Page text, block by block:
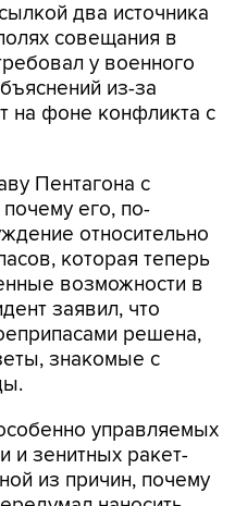
два источника
совещания в
у военного
из-за
на фоне конфликта с
Пентагона с
его, по-
относительно
которая теперь
возможности в
заявил, что
решена,
знакомые с
управляемых
и зенитных ракет-
из причин, почему